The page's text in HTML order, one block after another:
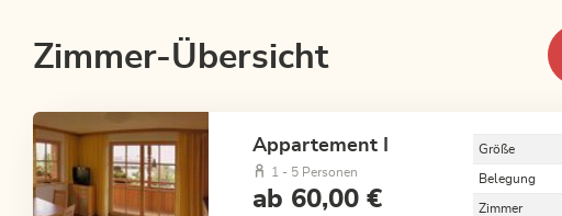
Zimmer-Übersicht
Appartement I
1 - 5 Personen
ab 60,00 €
Größe
Belegung
Zimmer